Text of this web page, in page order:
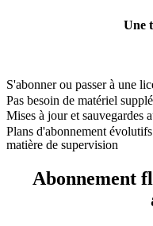
Une
S'abonner ou passer à une
Pas besoin de matériel
Mises à jour et sauvegardes
Plans d'abonnement
matière de supervision
Abonnement